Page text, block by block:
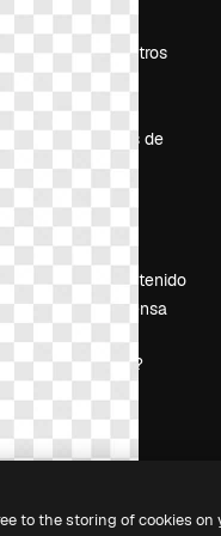
Sobre nosotros
Empleo
Tendencias de
búsqueda
Blog
Eventos
Slidesgo
Vender contenido
Sala de prensa
¿Buscas
magnific.ai?
to the storing of cookies